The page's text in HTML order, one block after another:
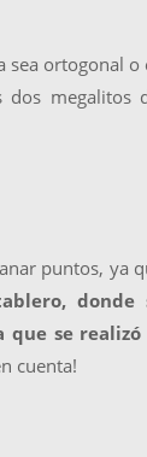
sea ortogonal o
megalitos
puntos, ya
donde
se realizó
cuenta!